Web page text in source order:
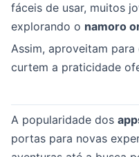
fáceis de usar, muitos
explorando o namoro
Assim, aproveitam
curtem a praticidade
A popularidade dos
portas para novas